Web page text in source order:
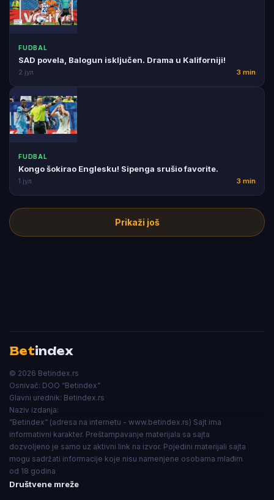
FUDBAL
SAD povela, Balogun isključen. Drama u Kaliforniji!
2 јул 3 min
FUDBAL
Kongo šokirao Englesku! Sipenga srušio favorite.
1 јул 3 min
Prikaži još
Betindex
© 2026 Betindex.rs
Osnivač: DOO “Betindex”
Glavni urednik: Betindex.rs
Naziv izdanja:
”Betindex” (adresa na internetu - www.betindex.rs) Sajt ima
informativni karakter. Preštampavanje materijala sa sajta
dozvoljeno je samo uz aktivni link na izvor. Pojedini materijali sajta
mogu sadržati informacije koje nisu namenjene osobama mlađim
od 18 godina
Društvene mreže